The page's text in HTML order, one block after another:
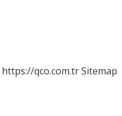
https://qco.com.trSitemap